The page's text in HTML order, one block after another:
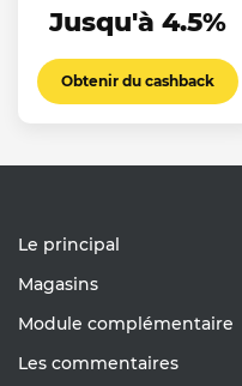
Jusqu'à 4.5%
Obtenir du cashback
Le principal
Magasins
Module complémentaire
Les commentaires